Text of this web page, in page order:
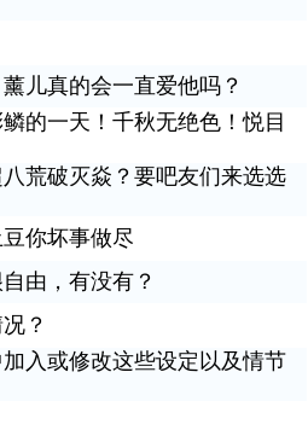
儿真的会一直爱他吗？
的一天！千秋无绝色！悦目
荒破灭焱？要吧友们来选选
你坏事做尽
由，有没有？
？
加入或修改这些设定以及情节